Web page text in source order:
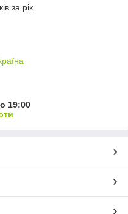
за рік
19:00